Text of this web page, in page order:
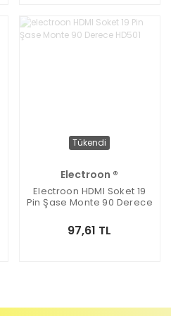
Tükendi
Electroon ®
Electroon HDMI Soket 19
Pin Şase Monte 90 Derece
97,61 TL